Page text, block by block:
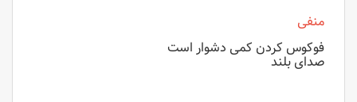
منفی
فوکوس کردن کمی دشوار است
صدای بلند